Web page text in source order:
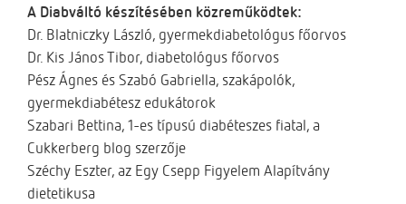
A Diabváltó készítésében közreműködtek:
Dr. Blatniczky László, gyermekdiabetológus főorvos
Dr. Kis János Tibor, diabetológus főorvos
Pész Ágnes és Szabó Gabriella, szakápolók,
gyermekdiabétesz edukátorok
Szabari Bettina, 1-es típusú diabéteszes fiatal, a
Cukkerberg blog szerzője
Széchy Eszter, az Egy Csepp Figyelem Alapítvány
dietetikusa